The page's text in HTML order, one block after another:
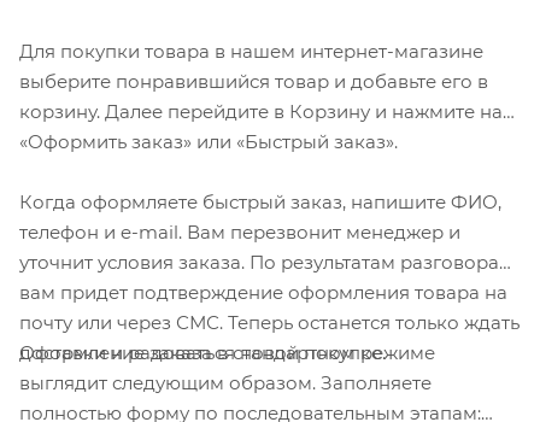
Для покупки товара в нашем интернет-магазине
выберите понравившийся товар и добавьте его в
корзину. Далее перейдите в Корзину и нажмите на
«Оформить заказ» или «Быстрый заказ».
Когда оформляете быстрый заказ, напишите ФИО,
телефон и e-mail. Вам перезвонит менеджер и
уточнит условия заказа. По результатам разговора
вам придет подтверждение оформления товара на
почту или через СМС. Теперь останется только ждать
доставки и радоваться новой покупке.
Оформление заказа в стандартном режиме
выглядит следующим образом. Заполняете
полностью форму по последовательным этапам: